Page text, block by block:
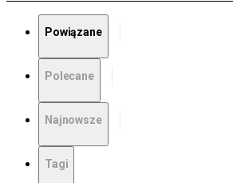
Powiązane
Polecane
Najnowsze
Tagi